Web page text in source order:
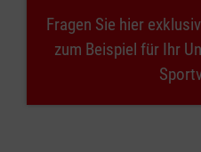
Fragen Sie hier
zum Beispiel für Ihr